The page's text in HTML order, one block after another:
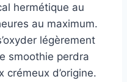
hermétique au
au maximum.
légèrement
smoothie perdra
d’origine.